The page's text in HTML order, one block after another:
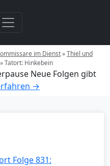
im Dienst»Thiel und
»Tatort: Hinkebein
Neue Folgen gibt
→
Folge 831: